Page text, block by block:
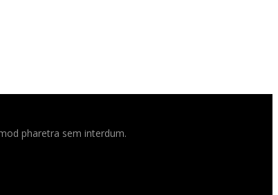
pharetra sem interdum.